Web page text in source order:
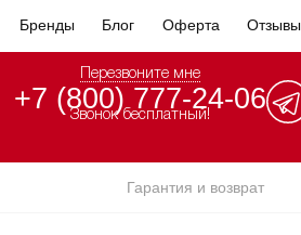
Бренды Блог Оферта Отзывы
Перезвоните мне
+7 (800) 777-24-06
Звонок бесплатный!
Гарантия и возврат